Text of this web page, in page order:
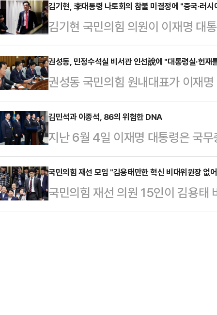
헌정질서를 파괴한 전직 대통령과
이어 부를 누리는 것을 용납할 수
노 전 대통령의 비자금 논란은 노
아트센터 나비 관장이 최태원 SK
짜리 약속어음 6장(총 300억원) 사
논란이 됐다.…
김기현, 李대통령 나토회의 참불 미결정에 "중국·러
김기현 국민의힘 의원이 이재명 대
참석 여부에 대한 입장을 아직 내놓
초하는 어리석음을 또다시 반복해
협력을 강화하는 것이야말로 '국익
기현 의원은 10일 페이스북을 통해
령의 결정은 바람직한 것이었다고
된 NATO 정상회의의 참석에 대해
하다"고 꼬집었다.…
권성동, 민정수석실 비서관 인선說에 "대통령실·헌재
권성동 국민의힘 원내대표가 이재
서관들이 이 대통령 사건을 변호했
보도에 "대한민국 전체를 본인 방
바란다"며 우려를 표했다.권성동
대책회의에서 "지난 총선에서는 본
서 국회를 이재명 개인의 로펌으로
소까지 개인 로펌으로 만들겠다는
널의 보도에 따르면 민정수석실 산…
김민석과 이종석, 86의 위험한 DNA
지난 6월 4일 이재명 대통령은 국
석을 지명했다. 86 DNA의 핵심은
과 이종석은 각각을 상징하는 인물
가 아니라 1980년대를 공유했던
관한 이야기이기도 하다.1980년
국민의힘 재선 모임 "김용태만한 혁신 비대위원장 없
국민의힘 재선 의원 15인이 김용태
고 표명하고, 새로운 지도부가 구성